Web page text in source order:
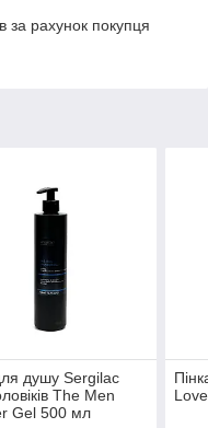
за рахунок покупця
душу Sergilac
The Men
Gel 500 мл